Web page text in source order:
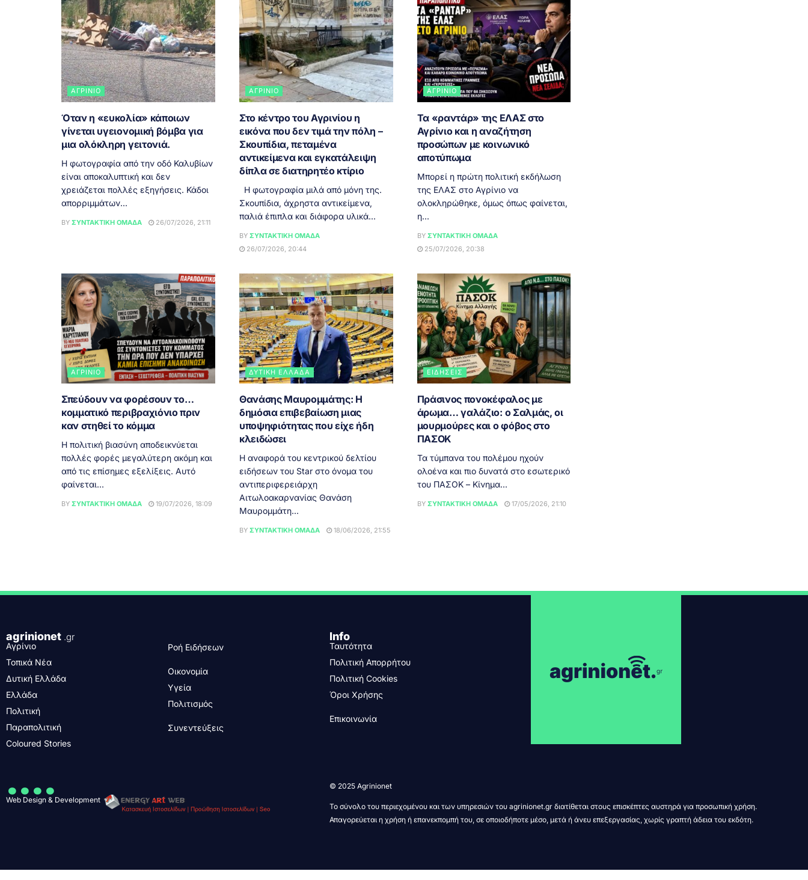
ΑΓΡΊΝΙΟ
Όταν η «ευκολία» κάποιων
γίνεται υγειονομική βόμβα για
μια ολόκληρη γειτονιά.
Η φωτογραφία από την οδό Καλυβίων
είναι αποκαλυπτική και δεν
χρειάζεται πολλές εξηγήσεις. Κάδοι
απορριμμάτων...
BY ΣΥΝΤΑΚΤΙΚΉ ΟΜΆΔΑ 26/07/2026, 21:11
ΑΓΡΊΝΙΟ
Στο κέντρο του Αγρινίου η
εικόνα που δεν τιμά την πόλη –
Σκουπίδια, πεταμένα
αντικείμενα και εγκατάλειψη
δίπλα σε διατηρητέο κτίριο
Η φωτογραφία μιλά από μόνη της.
Σκουπίδια, άχρηστα αντικείμενα,
παλιά έπιπλα και διάφορα υλικά...
BY ΣΥΝΤΑΚΤΙΚΉ ΟΜΆΔΑ
26/07/2026, 20:44
ΑΓΡΊΝΙΟ
Τα «ραντάρ» της ΕΛΑΣ στο
Αγρίνιο και η αναζήτηση
προσώπων με κοινωνικό
αποτύπωμα
Μπορεί η πρώτη πολιτική εκδήλωση
της ΕΛΑΣ στο Αγρίνιο να
ολοκληρώθηκε, όμως όπως φαίνεται,
η...
BY ΣΥΝΤΑΚΤΙΚΉ ΟΜΆΔΑ
25/07/2026, 20:38
ΑΓΡΊΝΙΟ
Σπεύδουν να φορέσουν το…
κομματικό περιβραχιόνιο πριν
καν στηθεί το κόμμα
Η πολιτική βιασύνη αποδεικνύεται
πολλές φορές μεγαλύτερη ακόμη και
από τις επίσημες εξελίξεις. Αυτό
φαίνεται...
BY ΣΥΝΤΑΚΤΙΚΉ ΟΜΆΔΑ 19/07/2026, 18:09
ΔΥΤΙΚΉ ΕΛΛΆΔΑ
Θανάσης Μαυρομμάτης: Η
δημόσια επιβεβαίωση μιας
υποψηφιότητας που είχε ήδη
κλειδώσει
Η αναφορά του κεντρικού δελτίου
ειδήσεων του Star στο όνομα του
αντιπεριφερειάρχη
Αιτωλοακαρνανίας Θανάση
Μαυρομμάτη...
BY ΣΥΝΤΑΚΤΙΚΉ ΟΜΆΔΑ 18/06/2026, 21:55
ΕΙΔΉΣΕΙΣ
Πράσινος πονοκέφαλος με
άρωμα… γαλάζιο: ο Σαλμάς, οι
μουρμούρες και ο φόβος στο
ΠΑΣΟΚ
Τα τύμπανα του πολέμου ηχούν
ολοένα και πιο δυνατά στο εσωτερικό
του ΠΑΣΟΚ – Κίνημα...
BY ΣΥΝΤΑΚΤΙΚΉ ΟΜΆΔΑ 17/05/2026, 21:10
agrinionet .gr
Αγρίνιο
Τοπικά Νέα
Δυτική Ελλάδα
Ελλάδα
Πολιτική
Παραπολιτική
Coloured Stories
Ροή Ειδήσεων
Οικονομία
Υγεία
Πολιτισμός
Συνεντεύξεις
Info
Ταυτότητα
Πολιτική Απορρήτου
Πολιτική Cookies
Όροι Χρήσης
Επικοινωνία
....
Web Design & Development
© 2025 Agrinionet
Το σύνολο του περιεχομένου και των υπηρεσιών του agrinionet.gr διατίθεται στους επισκέπτες αυστηρά για προσωπική χρήση.
Απαγορεύεται η χρήση ή επανεκπομπή του, σε οποιοδήποτε μέσο, μετά ή άνευ επεξεργασίας, χωρίς γραπτή άδεια του εκδότη.